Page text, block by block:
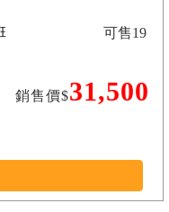
銷售價$31,500
可售19